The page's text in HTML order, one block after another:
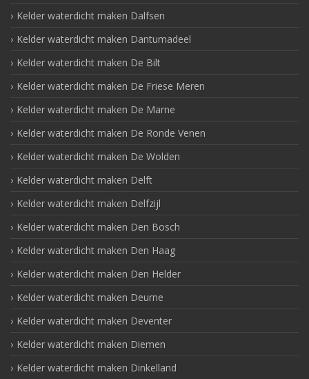
Kelder waterdicht maken Dalfsen
Kelder waterdicht maken Dantumadeel
Kelder waterdicht maken De Bilt
Kelder waterdicht maken De Friese Meren
Kelder waterdicht maken De Marne
Kelder waterdicht maken De Ronde Venen
Kelder waterdicht maken De Wolden
Kelder waterdicht maken Delft
Kelder waterdicht maken Delfzijl
Kelder waterdicht maken Den Bosch
Kelder waterdicht maken Den Haag
Kelder waterdicht maken Den Helder
Kelder waterdicht maken Deurne
Kelder waterdicht maken Deventer
Kelder waterdicht maken Diemen
Kelder waterdicht maken Dinkelland